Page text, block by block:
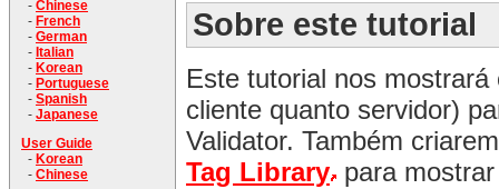
- Chinese
- French
- German
- Italian
- Korean
- Portuguese
- Spanish
- Japanese
User Guide
- Korean
- Chinese
Sobre este tutorial
Este tutorial nos
cliente quanto servidor)
Validator. Também
Tag Library para